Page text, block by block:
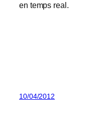
en temps real.
10/04/2012